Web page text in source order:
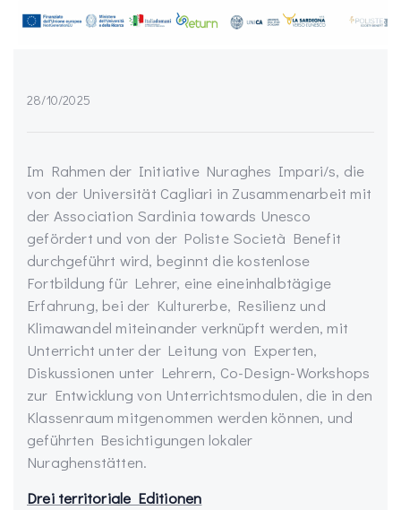
28/10/2025
Im Rahmen der Initiative Nuraghes Impari/s, die
von der Universität Cagliari in Zusammenarbeit mit
der Association Sardinia towards Unesco
gefördert und von der Poliste Società Benefit
durchgeführt wird, beginnt die kostenlose
Fortbildung für Lehrer, eine eineinhalbtägige
Erfahrung, bei der Kulturerbe, Resilienz und
Klimawandel miteinander verknüpft werden, mit
Unterricht unter der Leitung von Experten,
Diskussionen unter Lehrern, Co-Design-Workshops
zur Entwicklung von Unterrichtsmodulen, die in den
Klassenraum mitgenommen werden können, und
geführten Besichtigungen lokaler
Nuraghenstätten.
Drei territoriale Editionen